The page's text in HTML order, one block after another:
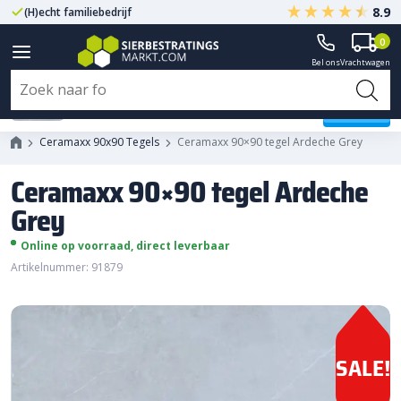
(H)echt familiebedrijf Gegarandeerd A-kwaliteit
8.9
Bel onsVrachtwagen
0
Ceramaxx 90x90 Tegels Ceramaxx 90×90 tegel Ardeche Grey
Ceramaxx 90×90 tegel Ardeche
Grey
Online op voorraad, direct leverbaar
Artikelnummer: 91879
SALE!
Ceramaxx 90x90 tegel Ardeche
Grey